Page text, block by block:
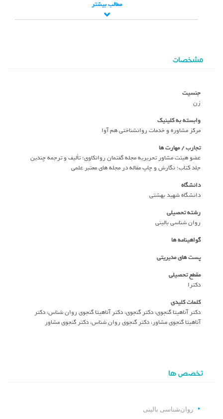
مطالب بیشتر
مشخصات
جنسیت
زن
وابسته به کلینیک
مرکز مشاوره و خدمات روانشناختی هم آوا
تجارب / مهارت ها
عضو هیئت مشاور تحریریه مجله‌ گفتمان روانکاوی؛ تألیف و ترجمه چندین
جلد کتاب؛ نگارش و چاپ مقاله در مجله های معتبر علمی
دانشگاه
دانشگاه شهيد بهشتی
رشته تحصیلی
روان شناسی بالینی
گواهینامه ها
پست های مدیریتی
مقطع تحصیلی
دکترا
کلمات کلیدی
دکتر آناهیتا گنجوی، دکتر گنجوی، دکتر آناهیتا گنجوی روان شناس، دکتر
آناهیتا گنجوی مشاور، دکتر گنجوی روان شناس، دکتر گنجوی مشاور
تخصص ها
روان‌شناسی بالینی